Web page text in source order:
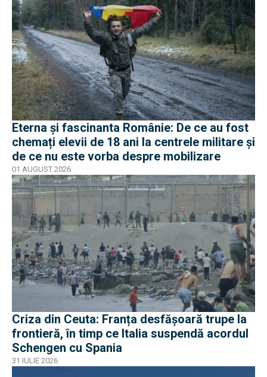
Eterna și fascinanta Românie: De ce au fost
chemați elevii de 18 ani la centrele militare și
de ce nu este vorba despre mobilizare
01 AUGUST 2026
Criza din Ceuta: Franța desfășoară trupe la
frontieră, în timp ce Italia suspendă acordul
Schengen cu Spania
31 IULIE 2026